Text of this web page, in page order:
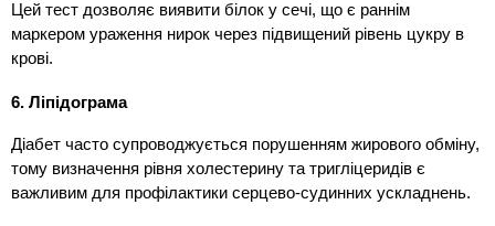
Цей тест дозволяє виявити білок у сечі, що є раннім
маркером ураження нирок через підвищений рівень цукру в
крові.
6. Ліпідограма
Діабет часто супроводжується порушенням жирового обміну,
тому визначення рівня холестерину та тригліцеридів є
важливим для профілактики серцево-судинних ускладнень.